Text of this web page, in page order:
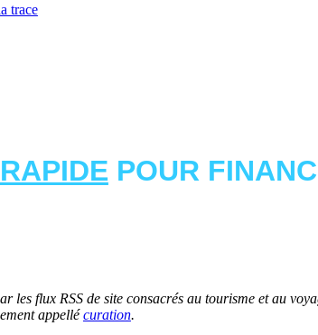
trace
POUR
flux RSS de site consacrés au tourisme et au
appellécuration.